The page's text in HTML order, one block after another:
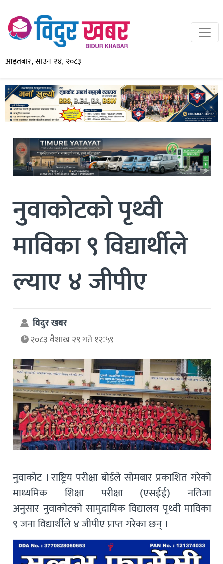
आइतबार, साउन २४, २०८३
नुवाकाेटको पृथ्वी
माविका ९ विद्यार्थीले
ल्याए ४ जीपीए
विदुर खबर
२०८३ वैशाख २९ गते १२:५९
नुवाकाेट । राष्ट्रिय परीक्षा बोर्डले सोमबार प्रकाशित गरेको
माध्यमिक शिक्षा परीक्षा (एसईई) नतिजा
अनुसार नुवाकाेटको सामुदायिक विद्यालय पृथ्वी माविका
९ जना विद्यार्थीले ४ जीपीए प्राप्त गरेका छन् ।